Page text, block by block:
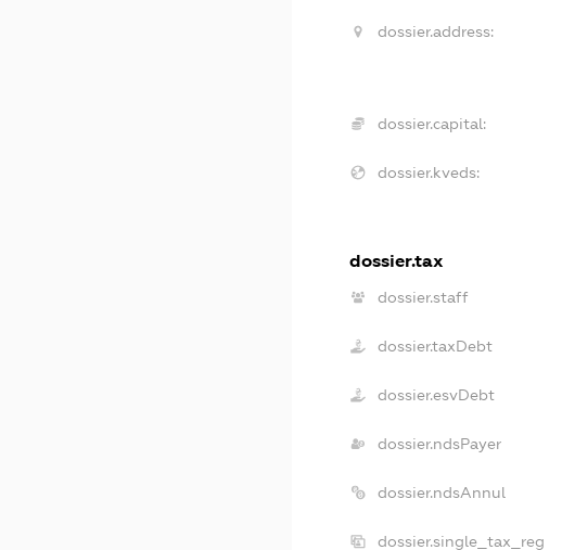
dossier.address:
dossier.capital:
dossier.kveds:
dossier.tax
dossier.staff
dossier.taxDebt
dossier.esvDebt
dossier.ndsPayer
dossier.ndsAnnul
dossier.single_tax_reg